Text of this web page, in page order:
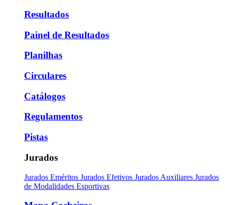
Resultados
Painel de Resultados
Planilhas
Circulares
Catálogos
Regulamentos
Pistas
Jurados
Jurados Eméritos Jurados Efetivos Jurados Auxiliares Jurados
de Modalidades Esportivas